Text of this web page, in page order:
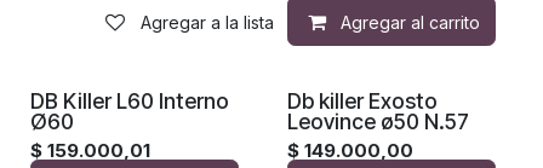
Agregar a la lista de deseosAgregar al carrito
DB Killer L60 Interno
Ø60
$ 159.000,01
Db killer Exosto
Leovince ø50 N.57
$149.000,00